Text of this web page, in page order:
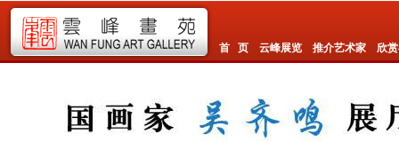
首 页 云峰展览 推介艺术家 欣